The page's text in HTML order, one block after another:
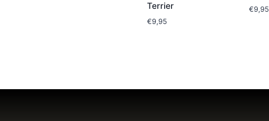
Terrier
€9,95
€9,95